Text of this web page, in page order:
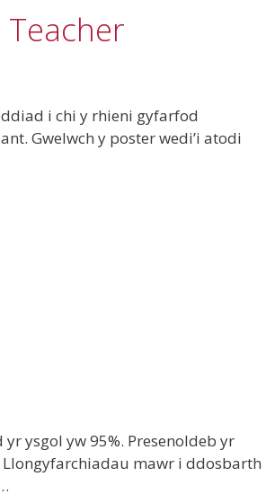
i chi y rhieni gyfarfod
Gwelwch y poster wedi’i atodi
yr ysgol yw 95%. Presenoldeb yr
Llongyfarchiadau mawr i ddosbarth